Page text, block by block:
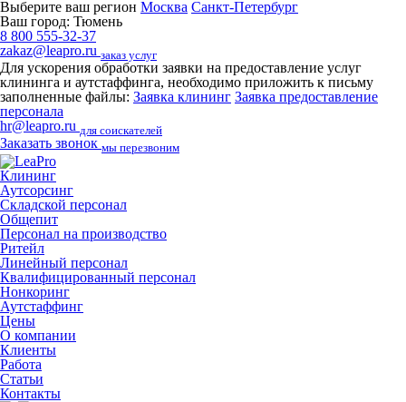
Выберите ваш регион Москва Санкт-Петербург
Ваш город: Тюмень
8 800 555-32-37
zakaz@leapro.ru заказ услуг
Для ускорения обработки заявки на предоставление услуг
клининга и аутстаффинга, необходимо приложить к письму
заполненные файлы: Заявка клининг Заявка предоставление
персонала
hr@leapro.ru для соискателей
Заказать звонок мы перезвоним
Клининг
Аутсорсинг
Складской персонал
Общепит
Персонал на производство
Ритейл
Линейный персонал
Квалифицированный персонал
Нонкоринг
Аутстаффинг
Цены
О компании
Клиенты
Работа
Статьи
Контакты